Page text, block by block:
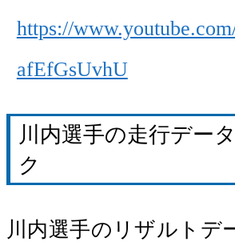
https://
afEfGsUvhU
川内選手の走行デー
ク
川内選手のリザルトデ